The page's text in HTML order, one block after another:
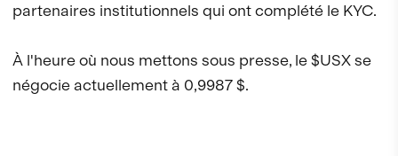
partenaires institutionnels qui ont complété le KYC.
À l'heure où nous mettons sous presse, le $USX se
négocie actuellement à 0,9987 $.